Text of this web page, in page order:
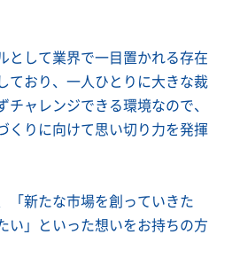
として業界で一目置かれる存在
ており、一人ひとりに大きな裁
ャレンジできる環境なので、
くりに向けて思い切り力を発揮
「新たな市場を創っていきた
い」といった想いをお持ちの方